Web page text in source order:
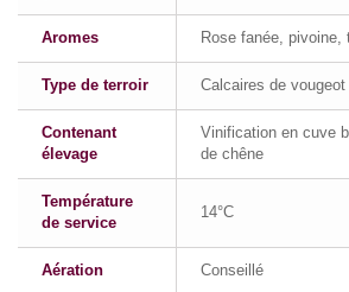
Aromes Rose fanée, pivoine,
Type de terroir Calcaires de vougeot
Contenant
élevage
Vinification en cuve
de chêne
Température
de service
14°C
Aération Conseillé